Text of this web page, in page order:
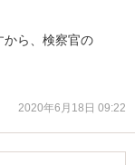
から、検察官の
2020年6月18日 09:22